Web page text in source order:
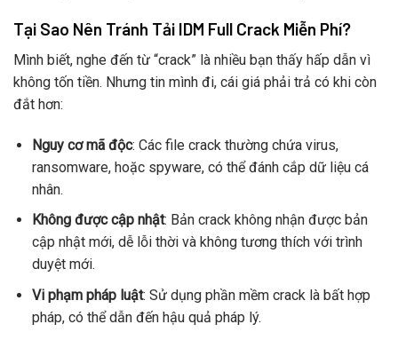
Tại Sao Nên Tránh Tải IDM Full Crack Miễn Phí?
Mình biết, nghe đến từ “crack” là nhiều bạn thấy hấp dẫn vì
không tốn tiền. Nhưng tin mình đi, cái giá phải trả có khi còn
đắt hơn:
Nguy cơ mã độc: Các file crack thường chứa virus,
ransomware, hoặc spyware, có thể đánh cắp dữ liệu cá
nhân.
Không được cập nhật: Bản crack không nhận được bản
cập nhật mới, dễ lỗi thời và không tương thích với trình
duyệt mới.
Vi phạm pháp luật: Sử dụng phần mềm crack là bất hợp
pháp, có thể dẫn đến hậu quả pháp lý.